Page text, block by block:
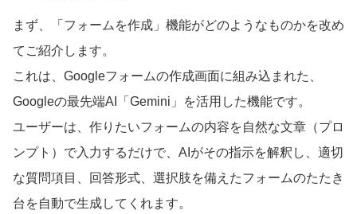
まず、「フォームを作成」機能がどのようなものかを改め
てご紹介します。
これは、Googleフォームの作成画面に組み込まれた、
Googleの最先端AI「Gemini」を活用した機能です。
ユーザーは、作りたいフォームの内容を自然な文章（プロ
ンプト）で入力するだけで、AIがその指示を解釈し、適切
な質問項目、回答形式、選択肢を備えたフォームのたたき
台を自動で生成してくれます。